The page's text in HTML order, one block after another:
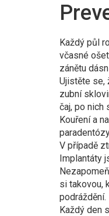
Každý půl
včasné
zánětu
Ujistěte se,
zubní
čaj, po nich
Kouření a
V případě
Implantáty
si takovou,
podráždění.
Každý den